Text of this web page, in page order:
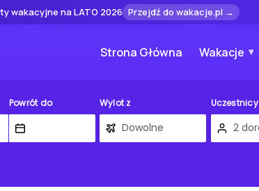
wakacyjne na LATO 2026 Przejdź do wakacje.pl →
Strona Główna Wakacje
Powrót do Wylot z Uczestnicy